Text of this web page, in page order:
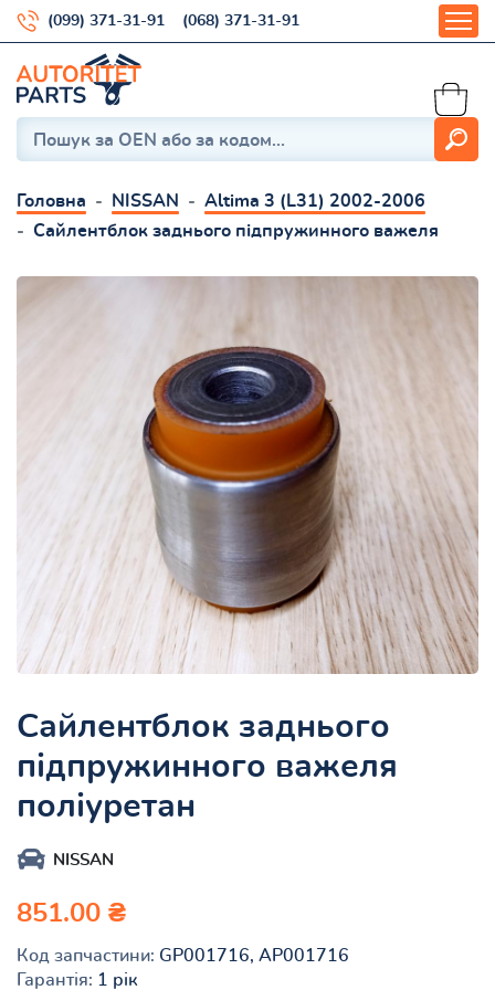
(099) 371-31-91 (068) 371-31-91
Головна NISSAN
Altima 3 (L31) 2002-2006
Сайлентблок заднього підпружинного важеля
Сайлентблок заднього
підпружинного важеля
поліуретан
NISSAN
851.00 ₴
Код запчастини: GP001716, AP001716
Гарантія: 1 рік